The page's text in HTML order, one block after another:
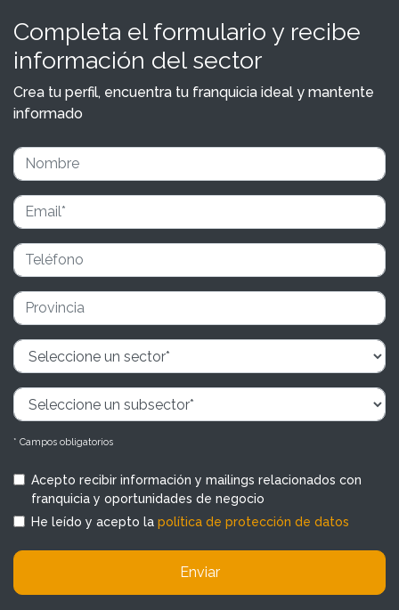
Completa el formulario y recibe
información del sector
Crea tu perfil, encuentra tu franquicia ideal y mantente
informado
* Campos obligatorios
Acepto recibir información y mailings relacionados con
franquicia y oportunidades de negocio
He leído y acepto la política de protección de datos
Enviar